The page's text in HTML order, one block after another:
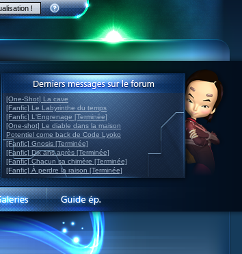
[One-Shot] La cave
[Fanfic] Le Labyrinthe du temps
[Fanfic] L'Engrenage [Terminée]
[One-shot] Le diable dans la maison
Potentiel come back de Code Lyoko
[Fanfic] Gnosis [Terminée]
[Fanfic] Dix ans après [Terminée]
[Fanfic] Chacun sa chimère [Terminée]
[Fanfic] À perdre la raison [Terminée]